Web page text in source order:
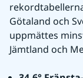
Götaland och
uppmättes
Jämtland och